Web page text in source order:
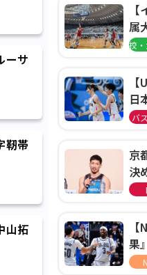
ーサ
靭帯
山拓
属
を
高校
日
て
決
バ
京
決
ゴ
果
ウ